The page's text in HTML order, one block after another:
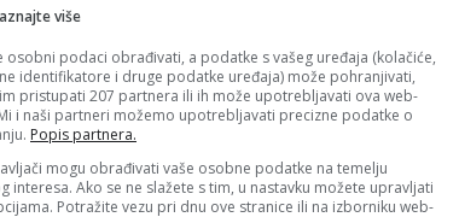
istovremeno gradi novu momčad i
s velikom odlukom – ostanak po lošijim
više
osobni podaci obrađivati, a podatke s vašeg uređaja (kolačiće,
identifikatore i druge podatke uređaja) može pohranjivati,
pristupati 207 partnera ili ih može upotrebljavati ova web-
i naši partneri možemo upotrebljavati precizne podatke o
Popis partnera.
mogu obrađivati vaše osobne podatke na temelju
interesa. Ako se ne slažete s tim, u nastavku možete upravljati
Potražite vezu pri dnu ove stranice ili na izborniku web-